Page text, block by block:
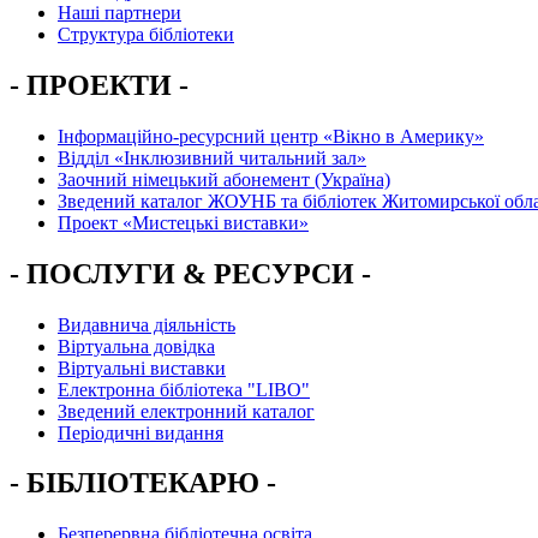
Наші партнери
Структура бібліотеки
- ПРОЕКТИ -
Інформаційно-ресурсний центр «Вікно в Америку»
Вiддiл «Інклюзивний читальний зал»
Заочний німецький абонемент (Україна)
Зведений каталог ЖОУНБ та бібліотек Житомирської
Проект «Мистецькі виставки»
- ПОСЛУГИ & РЕСУРСИ -
Видавнича діяльність
Віртуальна довідка
Віртуальні виставки
Електронна бібліотека "LIBO"
Зведений електронний каталог
Періодичні видання
- БІБЛІОТЕКАРЮ -